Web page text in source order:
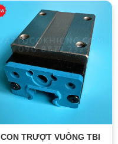
CON TRƯỢT VUÔNG TBI